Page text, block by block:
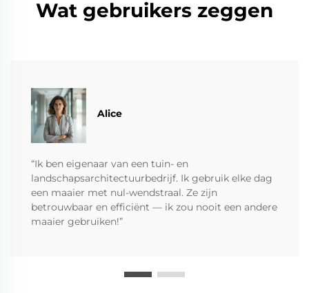
Wat gebruikers zeggen
Alice
“Ik ben eigenaar van een tuin- en
landschapsarchitectuurbedrijf. Ik gebruik elke dag
een maaier met nul-wendstraal. Ze zijn
betrouwbaar en efficiënt — ik zou nooit een andere
maaier gebruiken!”